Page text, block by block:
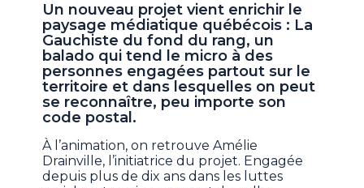
Un nouveau projet vient enrichir le
paysage médiatique québécois : La
Gauchiste du fond du rang, un
balado qui tend le micro à des
personnes engagées partout sur le
territoire et dans lesquelles on peut
se reconnaître, peu importe son
code postal.
À l’animation, on retrouve Amélie
Drainville, l’initiatrice du projet. Engagée
depuis plus de dix ans dans les luttes